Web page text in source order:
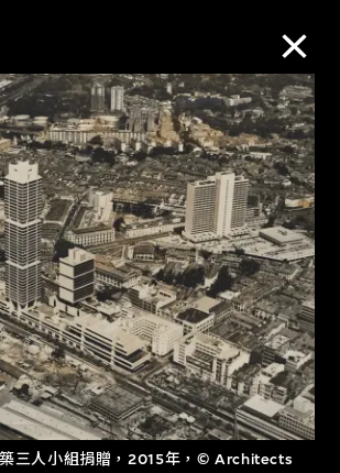
三人小組捐贈，2015年，© Architects
M+藏品
選 搜索
品
的二十及二十一世紀視覺